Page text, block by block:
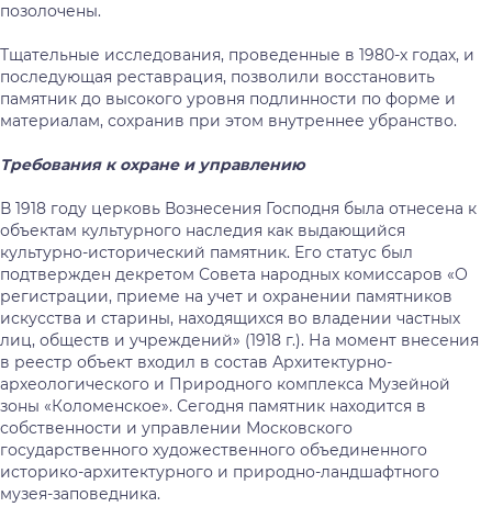
позолочены.
Тщательные исследования, проведенные в 1980-х годах, и
последующая реставрация, позволили восстановить
памятник до высокого уровня подлинности по форме и
материалам, сохранив при этом внутреннее убранство.
Требования к охране и управлению
В 1918 году церковь Вознесения Господня была отнесена к
объектам культурного наследия как выдающийся
культурно-исторический памятник. Его статус был
подтвержден декретом Совета народных комиссаров «О
регистрации, приеме на учет и охранении памятников
искусства и старины, находящихся во владении частных
лиц, обществ и учреждений» (1918 г.). На момент внесения
в реестр объект входил в состав Архитектурно-
археологического и Природного комплекса Музейной
зоны «Коломенское». Сегодня памятник находится в
собственности и управлении Московского
государственного художественного объединенного
историко-архитектурного и природно-ландшафтного
музея-заповедника.